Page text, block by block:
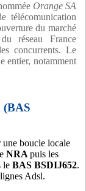
Orange SA
télécomunication
du marché
réseau France
concurrents. Le
entier, notamment
(BAS
une boucle locale
NRApuis les
le BAS BSDIJ652.
Adsl.